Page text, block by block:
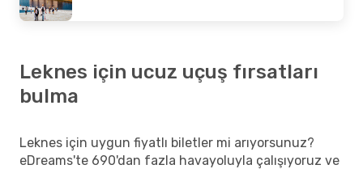
Leknes için ucuz uçuş fırsatları
bulma
Leknes için uygun fiyatlı biletler mi arıyorsunuz?
eDreams'te 690'dan fazla havayoluyla çalışıyoruz ve